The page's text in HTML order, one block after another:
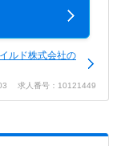
ルド株式会社の
求人番号：10121449